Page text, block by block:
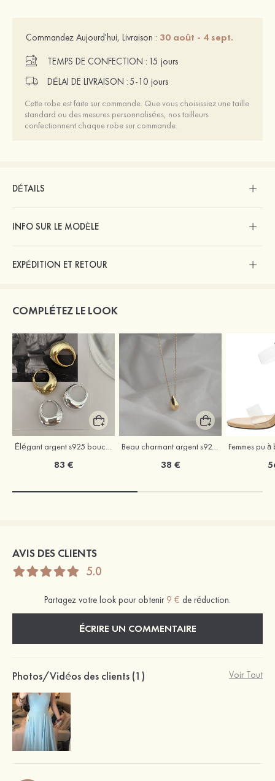
Commandez Aujourd'hui, Livraison : 30 août - 4 sept.
TEMPS DE CONFECTION : 15 jours
DÉLAI DE LIVRAISON :5-10 jours
Cette robe est faite sur commande. Que vous choisissiez une taille
standard ou des mesures personnalisées, nos tailleurs
confectionnent chaque robe sur commande.
DÉTAILS
INFO SUR LE MODÈLE
EXPÉDITION ET RETOUR
COMPLÉTEZ LE LOOK
Élégant argent s925 boucles d'oreilles
83 €
Beau charmant argent s925 colliers
38 €
AVIS DES CLIENTS
5.0
Partagez votre look pour obtenir 9 € de réduction.
ÉCRIRE UN COMMENTAIRE
Photos/Vidéos des clients (1) Voir Tout